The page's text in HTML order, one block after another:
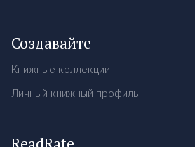
Создавайте
Книжные коллекции
Личный книжный профиль